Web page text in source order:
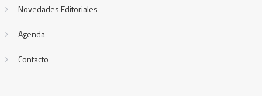
Novedades Editoriales
Agenda
Contacto